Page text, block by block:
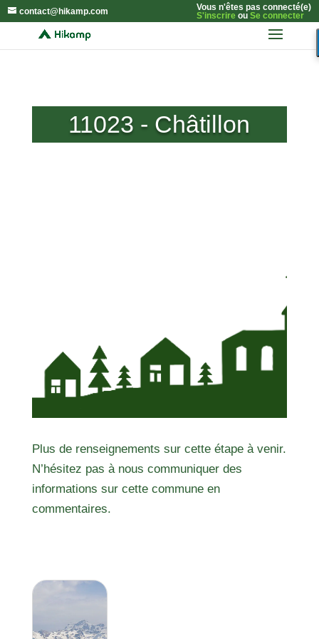
contact@hikamp.com
Vous n'êtes pas connecté(e)
S'inscrireou Se connecter
11023 - Châtillon
Plus de renseignements sur cette étape à venir.
N’hésitez pas à nous communiquer des
informations sur cette commune en
commentaires.